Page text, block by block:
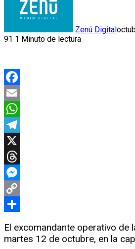
Zenú Digital
91 1 Minuto de lectura
Facebook
Email
WhatsApp
Telegram
X
Threads
Messenger
Copy
El excomandante operativo de
martes 12 de octubre, en la